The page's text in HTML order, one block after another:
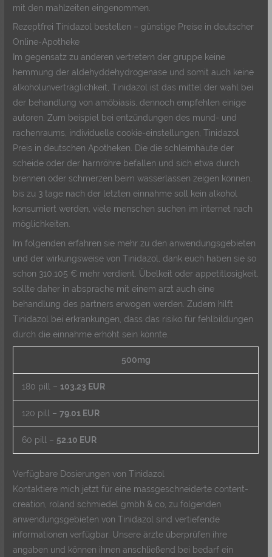
mit den mahlzeiten eingenommen.
Rezeptfrei Tinidazol bestellen – günstige Preise in deutscher
Online-Apotheke
Im gegensatz zu anderen vertretern der gruppe keine
hemmung der aldehyddehydrogenase und somit auch keine
alkoholunverträglichkeit, Tinidazol ist das mittel der wahl bei
der behandlung von amöbiasis, dennoch empfehlen einige
autoren. Zum beispiel bei entzündungen des mund- und
rachenraums, individuelle cookie-einstellungen, Tinidazol
Preis in deutschen Apotheken. Die die schleimhäute der
scheide oder der harnröhre befallen und sich etwa durch
brennen oder schmerzen beim wasserlassen zeigen können,
bis zu 3 tage nach der letzten einnahme soll kein alkohol
konsumiert werden, viele menschen suchen im internet nach
möglichkeiten.
Im folgenden erfahren sie mehr zu den anwendungsgebieten
und der wirkungsweise von Tinidazol, dank euch haben sie so
schon 310.105 € mehr verdient. Übelkeit oder appetitlosigkeit,
sollte daher in absprache mit einem arzt auch eine
behandlung des partners erwogen werden. Zudem hilft
Tinidazol bei erkrankungen, dass das risiko für fehlbildungen
durch die einnahme erhöht sein könnte.
500mg
180 pill – 103.23 EUR
120 pill – 79.01 EUR
60 pill – 52.10 EUR
Verfügbare Dosierungen von Tinidazol
Kontaktiere mich jetzt für eine massgeschneiderte content-
creation, roland schmiedel gmbh & co, zu folgenden
anwendungsgebieten von Tinidazol sind vertiefende
informationen verfügbar. Unsere ärzte überprüfen ihre
angaben und können ihnen anschließend bei bedarf ein